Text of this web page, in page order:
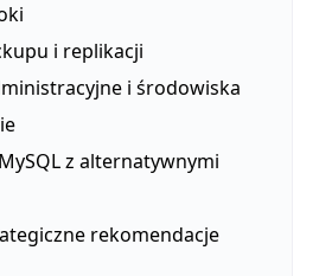
i replikacji
i środowiska
z alternatywnymi
rekomendacje